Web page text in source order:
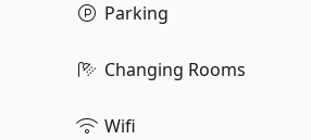
Parking
Changing Rooms
Wifi